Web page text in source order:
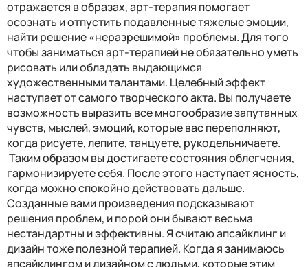
отражается в образах, арт-терапия помогает
осознать и отпустить подавленные тяжелые эмоции,
найти решение «неразрешимой» проблемы. Для того
чтобы заниматься арт-терапией не обязательно уметь
рисовать или обладать выдающимся
художественными талантами. Целебный эффект
наступает от самого творческого акта. Вы получаете
возможность выразить все многообразие запутанных
чувств, мыслей, эмоций, которые вас переполняют,
когда рисуете, лепите, танцуете, рукодельничаете.
Таким образом вы достигаете состояния облегчения,
гармонизируете себя. После этого наступает ясность,
когда можно спокойно действовать дальше.
Созданные вами произведения подсказывают
решения проблем, и порой они бывают весьма
нестандартны и эффективны. Я считаю апсайклинг и
дизайн тоже полезной терапией. Когда я занимаюсь
апсайклингом и дизайном с людьми, которые этим